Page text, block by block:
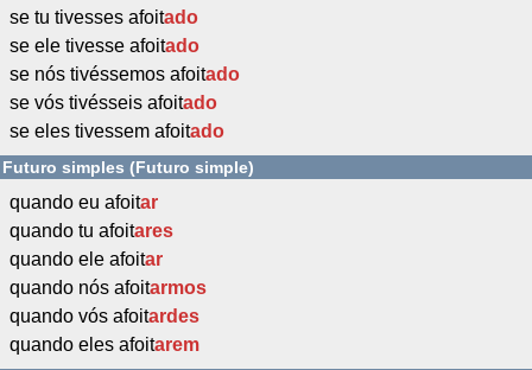
se tu tivesses afoitado
se ele tivesse afoitado
se nós tivéssemos afoitado
se vós tivésseis afoitado
se eles tivessem afoitado
Futuro simples (Futuro simple)
quando eu afoitar
quando tu afoitares
quando ele afoitar
quando nós afoitarmos
quando vós afoitardes
quando eles afoitarem